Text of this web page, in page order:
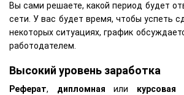
Вы сами решаете, какой период будет
сети. У вас будет время, чтобы успеть
некоторых ситуациях, график
работодателем.
Высокий уровень заработка
Реферат, дипломная или курсовая